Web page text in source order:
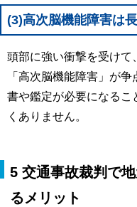
(3)高次脳機能障害は
頭部に強い衝撃を受けて
「高次脳機能障害」が
書や鑑定が必要になるこ
くありません。
5 交通事故裁判で
るメリット